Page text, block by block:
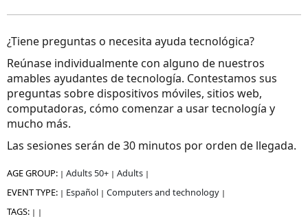
¿Tiene preguntas o necesita ayuda tecnológica?
Reúnase individualmente con alguno de nuestros
amables ayudantes de tecnología. Contestamos sus
preguntas sobre dispositivos móviles, sitios web,
computadoras, cómo comenzar a usar tecnología y
mucho más.
Las sesiones serán de 30 minutos por orden de llegada.
AGE GROUP: | Adults 50+ | Adults |
EVENT TYPE: | Español | Computers and technology |
TAGS: | |